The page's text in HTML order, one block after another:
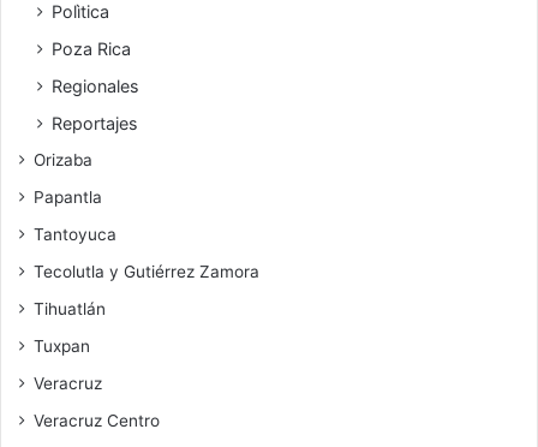
Polìtica
Poza Rica
Regionales
Reportajes
Orizaba
Papantla
Tantoyuca
Tecolutla y Gutiérrez Zamora
Tihuatlán
Tuxpan
Veracruz
Veracruz Centro